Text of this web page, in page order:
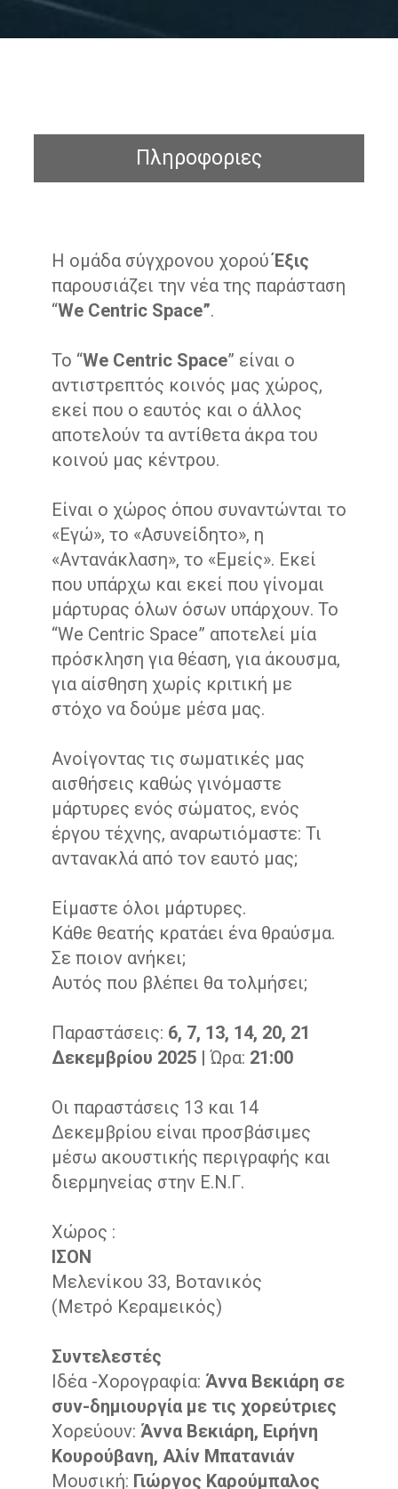
Πληροφοριες
Η ομάδα σύγχρονου χορούΈξις
παρουσιάζει την νέα της παράσταση
“We Centric Space”.
Το “We Centric Space” είναι ο
αντιστρεπτός κοινός μας χώρος,
εκεί που ο εαυτός και ο άλλος
αποτελούν τα αντίθετα άκρα του
κοινού μας κέντρου.
Είναι ο χώρος όπου συναντώνται το
«Εγώ», το «Ασυνείδητο», η
«Αντανάκλαση», το «Εμείς». Εκεί
που υπάρχω και εκεί που γίνομαι
μάρτυρας όλων όσων υπάρχουν. Το
“We Centric Space” αποτελεί μία
πρόσκληση για θέαση, για άκουσμα,
για αίσθηση χωρίς κριτική με
στόχο να δούμε μέσα μας.
Ανοίγοντας τις σωματικές μας
αισθήσεις καθώς γινόμαστε
μάρτυρες ενός σώματος, ενός
έργου τέχνης, αναρωτιόμαστε: Τι
αντανακλά από τον εαυτό μας;
Είμαστε όλοι μάρτυρες.
Κάθε θεατής κρατάει ένα θραύσμα.
Σε ποιον ανήκει;
Αυτός που βλέπει θα τολμήσει;
Παραστάσεις: 6, 7, 13, 14, 20, 21
Δεκεμβρίου 2025 |Ώρα: 21:00
Οι παραστάσεις 13 και 14
Δεκεμβρίου είναι προσβάσιμες
μέσω ακουστικής περιγραφής και
διερμηνείας στην Ε.Ν.Γ.
Χώρος :
ΙΣΟΝ
Μελενίκου 33, Βοτανικός
(Μετρό Κεραμεικός)
Συντελεστές
Ιδέα -Χορογραφία: Άννα Βεκιάρη σε
συν-δημιουργία με τις χορεύτριες
Χορεύουν: Άννα Βεκιάρη, Ειρήνη
Κουρούβανη, Αλίν Μπατανιάν
Μουσική: Γιώργος Καρούμπαλος